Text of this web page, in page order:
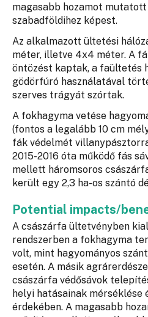
magasabb hozamot
szabadföldihez képest.
Az alkalmazott ültetési
méter, illetve 4x4 méter. A
öntözést kaptak, a faültetés
gödörfúró használatával
szerves trágyát szórtak.
A fokhagyma vetése
(fontos a legalább 10 cm
fák védelmét
2015-2016 óta működő fás
mellett háromsoros
került egy 2,3 ha-os szántó
Potential impacts/
A császárfa ültetvényben
rendszerben a fokhagyma
volt, mint hagyományos
esetén. A másik
császárfa védősávok
helyi hatásainak mérséklése
érdekében. A magasabb